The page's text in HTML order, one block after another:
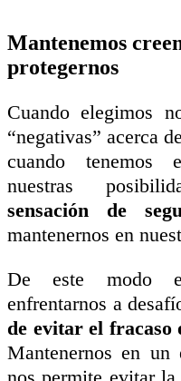
Mantenemos
protegernos
Cuando elegimos
“negativas” acerca
cuando tenemos
nuestras
sensación de
mantenernos en
De este modo
enfrentarnos a
de evitar el fracaso
Mantenernos en un